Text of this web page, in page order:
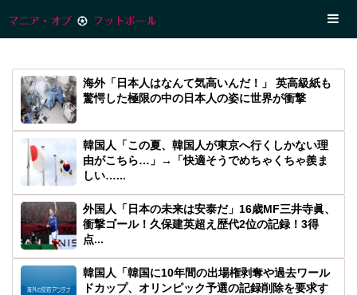
海外「日本人はなんて気高いんだ！」 英高級紙も
驚愕した極限の中の日本人の姿に世界が衝撃
韓国人「この夏、韓国人が東京へ行くしかない理
由がこちら…」→「快適そうでめちゃくちゃ羨ま
しい…...
外国人「日本の未来は安泰だ」16歳MF三井寺眞、
衝撃ゴール！久保建英超え歴代2位の記録！3得
点...
韓国人「韓国に10年間の出場権剥奪や過去ワール
ドカップ、オリンピック予選の記録削除を要求す